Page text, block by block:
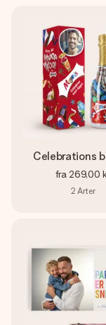
Celebrations
fra 269,00
2 Arter